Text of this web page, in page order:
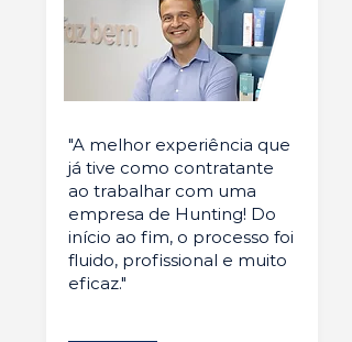
"A melhor experiência que
já tive como contratante
ao trabalhar com uma
empresa de Hunting! Do
início ao fim, o processo foi
fluido, profissional e muito
eficaz."